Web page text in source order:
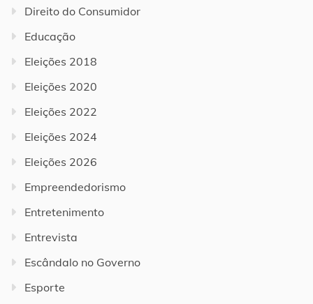
Direito do Consumidor
Educação
Eleições 2018
Eleições 2020
Eleições 2022
Eleições 2024
Eleições 2026
Empreendedorismo
Entretenimento
Entrevista
Escândalo no Governo
Esporte